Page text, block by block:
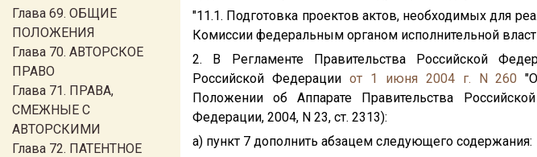
Глава 69. ОБЩИЕ
ПОЛОЖЕНИЯ
Глава 70. АВТОРСКОЕ
ПРАВО
Глава 71. ПРАВА,
СМЕЖНЫЕ С
АВТОРСКИМИ
Глава 72. ПАТЕНТНОЕ
"11.1. Подготовка проектов актов, необходимых для
Комиссии федеральным органом исполнительной
2. В Регламенте Правительства Российской
Российской Федерации от 1 июня 2004 г. N 260
Положении об Аппарате Правительства
Федерации, 2004, N 23, ст. 2313):
а) пункт 7 дополнить абзацем следующего содержания: